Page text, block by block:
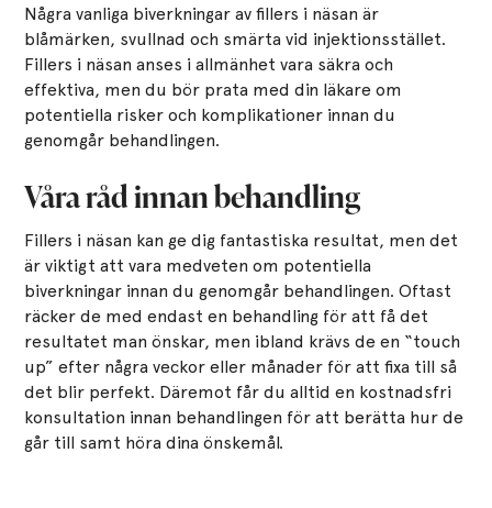
Några vanliga biverkningar av fillers i näsan är
blåmärken, svullnad och smärta vid injektionsstället.
Fillers i näsan anses i allmänhet vara säkra och
effektiva, men du bör prata med din läkare om
potentiella risker och komplikationer innan du
genomgår behandlingen.
Våra råd innan behandling
Fillers i näsan kan ge dig fantastiska resultat, men det
är viktigt att vara medveten om potentiella
biverkningar innan du genomgår behandlingen. Oftast
räcker de med endast en behandling för att få det
resultatet man önskar, men ibland krävs de en “touch
up” efter några veckor eller månader för att fixa till så
det blir perfekt. Däremot får du alltid en kostnadsfri
konsultation innan behandlingen för att berätta hur de
går till samt höra dina önskemål.